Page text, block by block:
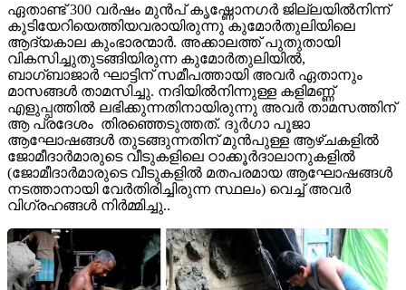
ഏതാണ്ട് 300 വർഷം മുൻപ് കൃഷ്ണോനഗർ ജില്ലയിൽനിന്ന്
കുടിയേറിയെത്തിയവരായിരുന്നു കുമോർതുലിയിലെ
ആദ്യകാല കുംഭാരന്മാർ. അക്കാലത്ത് പുതുതായി
വികസിച്ചുതുടങ്ങിയിരുന്ന കുമോർതുലിയിൽ,
ബാഗ്ബാജാർ ഘാട്ടിന് സമീപത്തായി അവർ ഏതാനും
മാസങ്ങൾ താമസിച്ചു. നദിയിൽനിന്നുള്ള കളിമണ്ണ്
എളുപ്പത്തിൽ ലഭിക്കുന്നതിനായിരുന്നു അവർ താമസത്തിന്
ആ പ്രദേശം തിരഞ്ഞെടുത്തത്. ദുർഗാ പൂജാ
ആഘോഷങ്ങൾ തുടങ്ങുന്നതിന് മുൻപുള്ള ആഴ്ചകളിൽ
ജോമീദാർമാരുടെ വീടുകളിലെ ഠാക്കൂർദാലാനുകളിൽ
(ജോമീദാർമാരുടെ വീടുകളിൽ മതപരമായ ആഘോഷങ്ങൾ
നടത്താനായി വേർതിരിച്ചിരുന്ന സ്ഥലം) വെച്ച് അവർ
വിഗ്രഹങ്ങൾ നിർമ്മിച്ചു..